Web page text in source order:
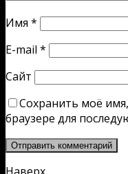
Имя *
E-mail *
Сайт
Сохранить моё
браузере для